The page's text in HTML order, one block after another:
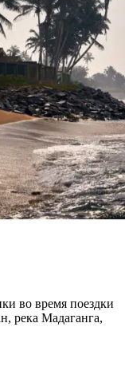
во время поездки
река Мадаганга,